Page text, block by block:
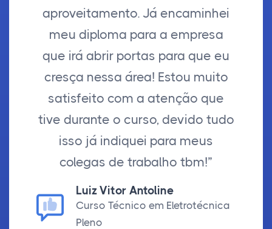
aproveitamento. Já encaminhei
meu diploma para a empresa
que irá abrir portas para que eu
cresça nessa área! Estou muito
satisfeito com a atenção que
tive durante o curso, devido tudo
isso já indiquei para meus
colegas de trabalho tbm!”
Luiz Vitor Antoline
Curso Técnico em Eletrotécnica
Pleno